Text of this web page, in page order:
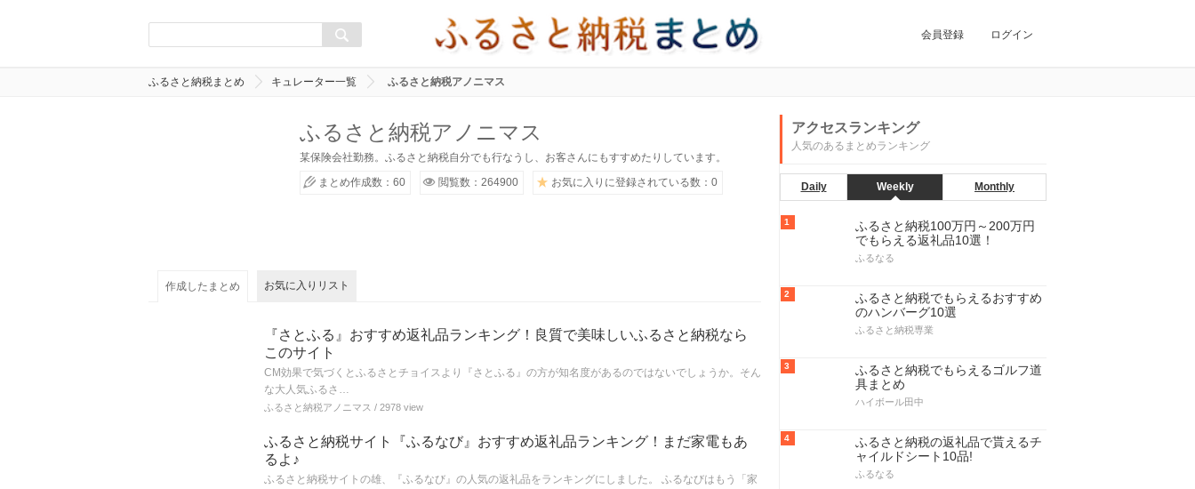
会員登録 ログイン
ふるさと納税まとめ キュレーター一覧 ふるさと納税アノニマス
ふるさと納税アノニマス
某保険会社勤務。ふるさと納税自分でも行なうし、お客さんにもすすめたりしています。
まとめ作成数：60
閲覧数：264900 お気に入りに登録されている数：0
作成したまとめ お気に入りリスト
『さとふる』おすすめ返礼品ランキング！良質で美味しいふるさと納税なら
このサイト
CM効果で気づくとふるさとチョイスより『さとふる』の方が知名度があるのではないでしょうか。そん
な大人気ふるさ…
ふるさと納税アノニマス / 2978 view
ふるさと納税サイト『ふるなび』おすすめ返礼品ランキング！まだ家電もあ
るよ♪
ふるさと納税サイトの雄、『ふるなび』の人気の返礼品をランキングにしました。 ふるなびはもう「家
アクセスランキング
人気のあるまとめランキング
Daily Weekly Monthly
1
ふるさと納税100万円～200万円
でもらえる返礼品10選！
ふるなる
2
ふるさと納税でもらえるおすすめ
のハンバーグ10選
ふるさと納税専業
3
ふるさと納税でもらえるゴルフ道
具まとめ
ハイボール田中
4
ふるさと納税の返礼品で貰えるチ
ャイルドシート10品!
ふるなる